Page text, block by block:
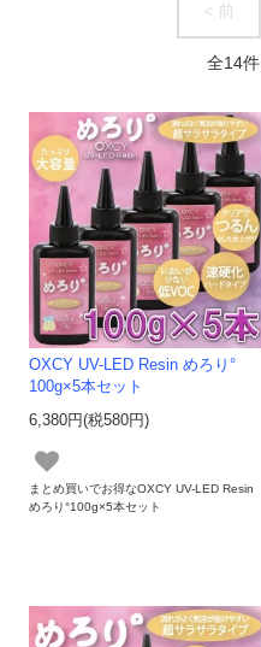
< 前
全14件
OXCY UV-LED Resin めろり°
100g×5本セット
6,380円(税580円)
まとめ買いでお得なOXCY UV-LED Resin
めろり°100g×5本セット